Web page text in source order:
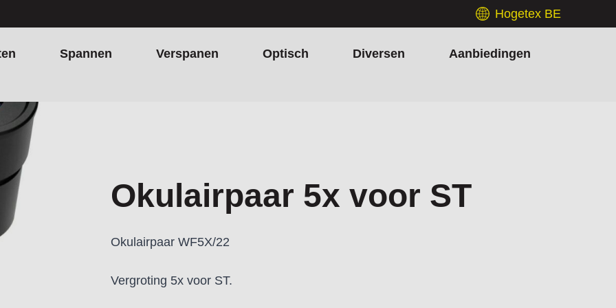
Hogetex BE
Spannen Verspanen Optisch Diversen Aanbiedingen
Okulairpaar 5x voor ST
Okulairpaar WF5X/22
Vergroting 5x voor ST.